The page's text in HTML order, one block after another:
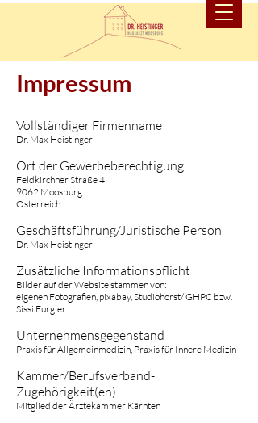
Impressum
Vollständiger Firmenname
Dr. Max Heistinger
Ort der Gewerbeberechtigung
Feldkirchner Straße 4
9062 Moosburg
Österreich
Geschäftsführung/Juristische Person
Dr. Max Heistinger
Zusätzliche Informationspflicht
Bilder auf der Website stammen von:
eigenen Fotografien, pixabay, Studiohorst/ GHPC bzw.
Sissi Furgler
Unternehmensgegenstand
Praxis für Allgemeinmedizin, Praxis für Innere Medizin
Kammer/Berufsverband-
Zugehörigkeit(en)
Mitglied der Ärztekammer Kärnten